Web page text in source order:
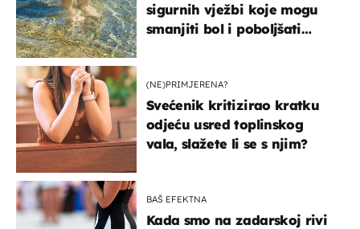
sigurnih vježbi koje mogu
smanjiti bol i poboljšati
(NE)PRIMJERENA?
Svećenik kritizirao kratku
odjeću usred toplinskog
vala, slažete li se s njim?
BAŠ EFEKTNA
Kada smo na zadarskoj rivi